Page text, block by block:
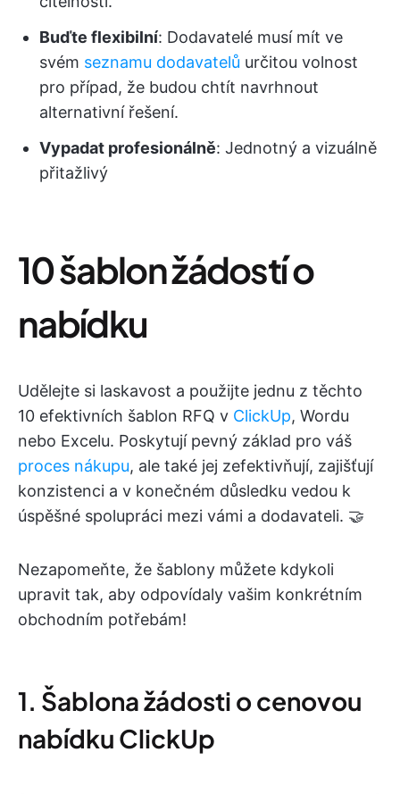
Buďte flexibilní: Dodavatelé musí mít ve
svém seznamu dodavatelů určitou volnost
pro případ, že budou chtít navrhnout
alternativní řešení.
Vypadat profesionálně: Jednotný a vizuálně
přitažlivý
10 šablon žádostí o
nabídku
Udělejte si laskavost a použijte jednu z těchto
10 efektivních šablon RFQ v ClickUp, Wordu
nebo Excelu. Poskytují pevný základ pro váš
proces nákupu, ale také jej zefektivňují, zajišťují
konzistenci a v konečném důsledku vedou k
úspěšné spolupráci mezi vámi a dodavateli. 🤝
Nezapomeňte, že šablony můžete kdykoli
upravit tak, aby odpovídaly vašim konkrétním
obchodním potřebám!
1. Šablona žádosti o cenovou
nabídku ClickUp